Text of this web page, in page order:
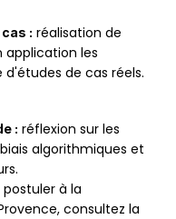
: réalisation de
les
de cas réels.
: réflexion sur les
algorithmiques et
à la
consultez la